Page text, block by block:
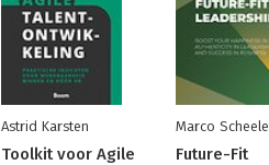
Astrid Karsten
Toolkit voor Agile
Marco Scheele
Future-Fit